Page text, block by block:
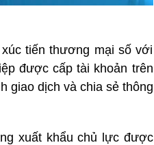
tiến thương mại số với
được cấp tài khoản trên
giao dịch và chia sẻ thông
xuất khẩu chủ lực được